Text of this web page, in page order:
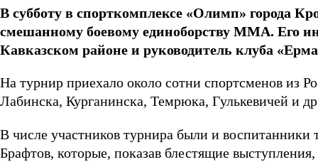
В субботу в спорткомплексе «Олимп» города
смешанному боевому единоборству ММА. Его
Кавказском районе и руководитель клуба
На турнир приехало около сотни спортсменов из
Лабинска, Курганинска, Темрюка, Гулькевичей и
В числе участников турнира были и
Брафтов, которые, показав блестящие